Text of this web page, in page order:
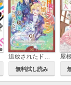
追放されたドラゴン好き令嬢は、北方辺境伯の愛に気づかない
無料試し読み